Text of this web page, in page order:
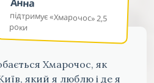
Анна
підтримує «Хмарочос» 2,5
роки
Хмарочос, як
який я люблю і де я